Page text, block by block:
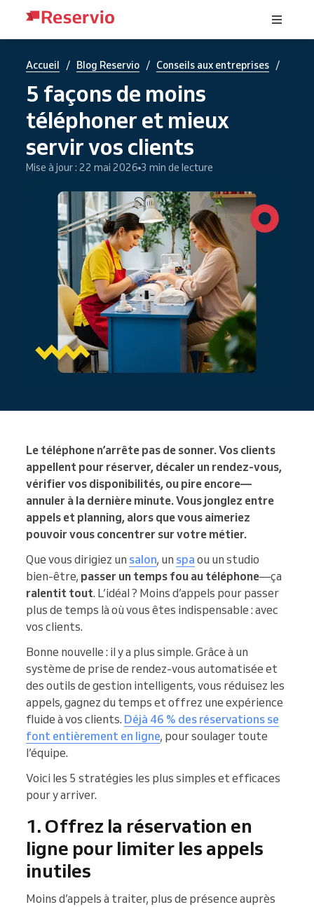
Accueil / Blog Reservio / Conseils aux entreprises /
5 façons de moins
téléphoner et mieux
servir vos clients
Mise à jour : 22 mai 2026 3 min de lecture
Le téléphone n’arrête pas de sonner. Vos clients
appellent pour réserver, décaler un rendez-vous,
vérifier vos disponibilités, ou pire encore—
annuler à la dernière minute. Vous jonglez entre
appels et planning, alors que vous aimeriez
pouvoir vous concentrer sur votre métier.
Que vous dirigiez un salon, un spa ou un studio
bien-être, passer un temps fou au téléphone—ça
ralentit tout. L’idéal ? Moins d’appels pour passer
plus de temps là où vous êtes indispensable : avec
vos clients.
Bonne nouvelle : il y a plus simple. Grâce à un
système de prise de rendez-vous automatisée et
des outils de gestion intelligents, vous réduisez les
appels, gagnez du temps et offrez une expérience
fluide à vos clients. Déjà 46 % des réservations se
font entièrement en ligne, pour soulager toute
l’équipe.
Voici les 5 stratégies les plus simples et efficaces
pour y arriver.
1. Offrez la réservation en
ligne pour limiter les appels
inutiles
Moins d’appels à traiter, plus de présence auprès